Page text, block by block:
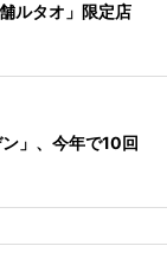
ルタオ」限定店
」、今年で10回